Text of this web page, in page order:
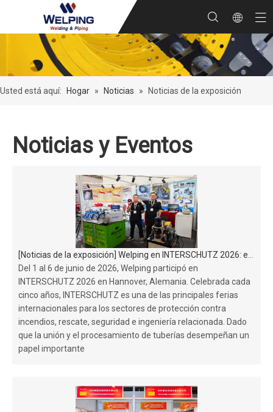
Usted está aquí: Hogar » Noticias » Noticias de la exposición
Noticias y Eventos
[Noticias de la exposición Welping en INTERSCHUTZ 2026: exhibición de equipos de soldadura de tuberías y soluciones de ranurado por laminación Gruvmaster
Del 1 al 6 de junio de 2026, Welping participó en
INTERSCHUTZ 2026 en Hannover, Alemania. Celebrada cada
cinco años, INTERSCHUTZ es una de las principales ferias
internacionales para los sectores de protección contra
incendios, rescate, seguridad e ingeniería relacionada. Dado
que la unión y el procesamiento de tuberías desempeñan un
papel importante